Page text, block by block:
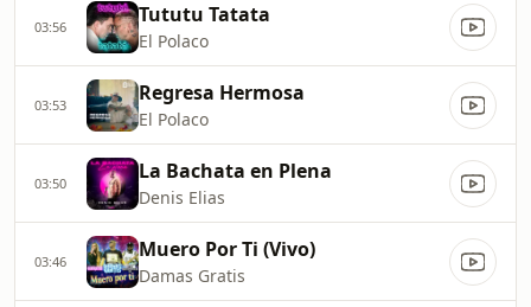
03:56 Tututu Tatata
El Polaco
03:53 Regresa Hermosa
El Polaco
03:50 La Bachata en Plena
Denis Elias
03:46 Muero Por Ti (Vivo)
Damas Gratis